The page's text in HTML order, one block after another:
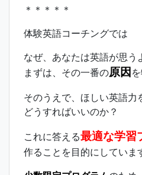
＊＊＊＊＊
体験英語コーチングでは
なぜ、あなたは英語が思う
まずは、その一番の原因
そのうえで、ほしい英語力
どうすればいいのか？
これに答える最適な学習
作ることを目的にしていま